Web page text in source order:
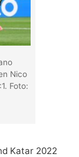
Nico
Foto:
Katar 2022